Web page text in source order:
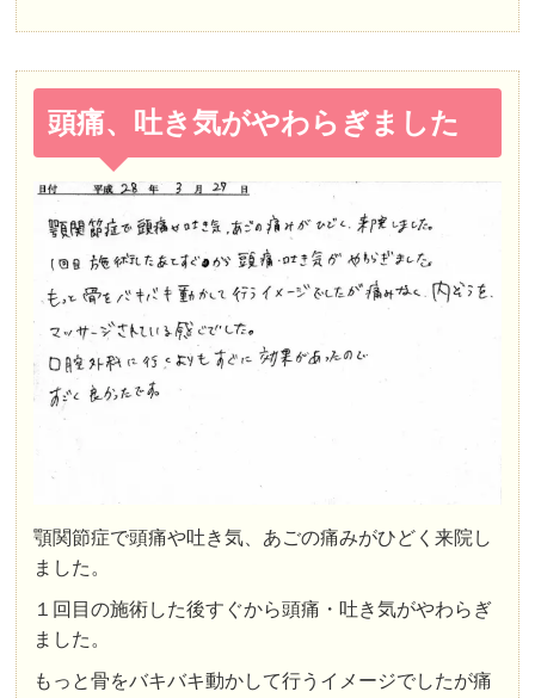
頭痛、吐き気がやわらぎました
顎関節症で頭痛や吐き気、あごの痛みがひどく来院し
ました。
１回目の施術した後すぐから頭痛・吐き気がやわらぎ
ました。
もっと骨をバキバキ動かして行うイメージでしたが痛